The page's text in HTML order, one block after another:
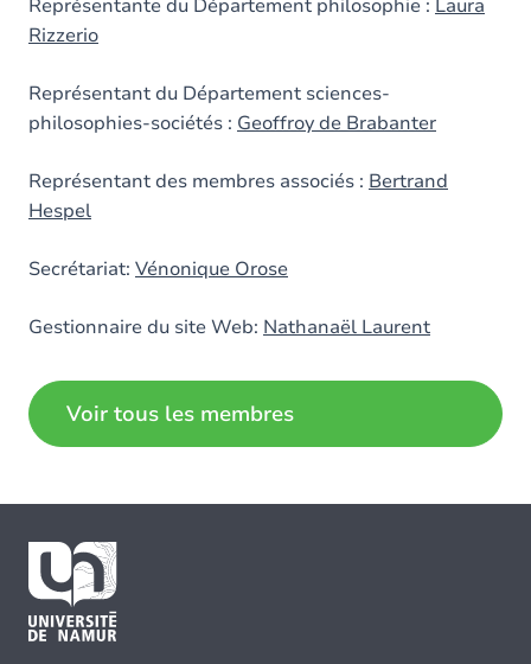
Représentante du Département philosophie : Laura
Rizzerio
Représentant du Département sciences-
philosophies-sociétés : Geoffroy de Brabanter
Représentant des membres associés : Bertrand
Hespel
Secrétariat: Vénonique Orose
Gestionnaire du site Web: Nathanaël Laurent
Voir tous les membres